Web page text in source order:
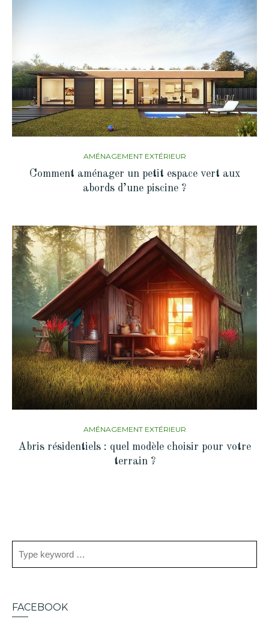
AMÉNAGEMENT EXTÉRIEUR
Comment aménager un petit espace vert aux
abords d’une piscine ?
AMÉNAGEMENT EXTÉRIEUR
Abris résidentiels : quel modèle choisir pour votre
terrain ?
FACEBOOK